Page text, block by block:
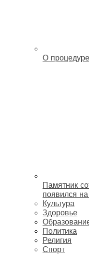
О
Памятник
появился
Культура
Здоровье
Политика
Религия
Спорт